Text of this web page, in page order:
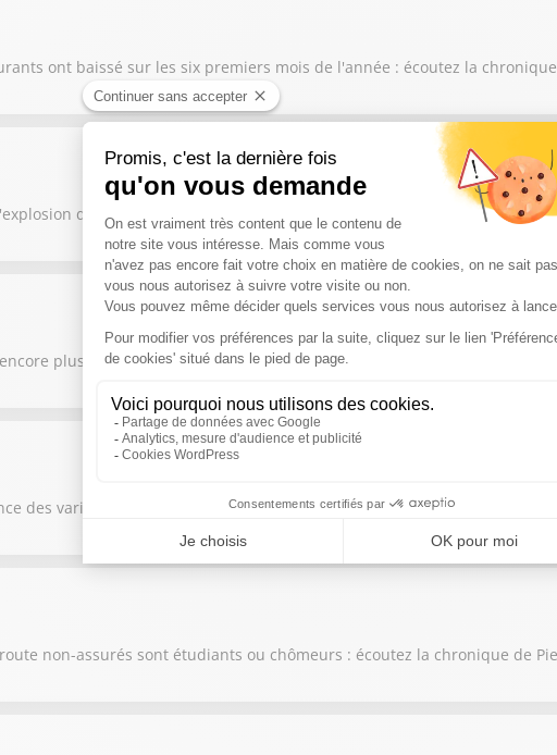
ont baissé sur les six premiers mois de l'année : écoutez la
de son airbag Takata : écoutez la chronique de Pierre Chasseray
plus loin dans la lutte contre les excès de vitesse : écoutez la
des variations de limitations de vitesse : écoutez la chronique de Pierre
non-assurés sont étudiants ou chômeurs : écoutez la chronique de